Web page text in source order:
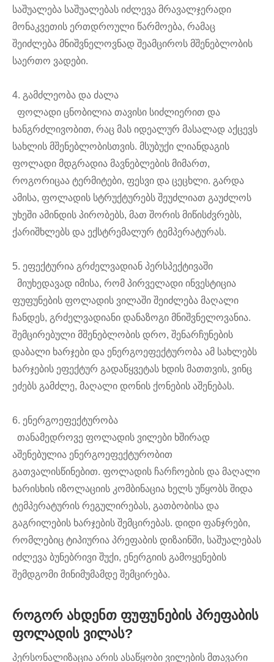
საშუალება საშუალებას იძლევა მრავალჯერადი
მონაკვეთის ერთდროული წარმოება, რამაც
შეიძლება მნიშვნელოვნად შეამციროს მშენებლობის
საერთო ვადები.
4. გამძლეობა და ძალა
ფოლადი ცნობილია თავისი სიძლიერით და
ხანგრძლივობით, რაც მას იდეალურ მასალად აქცევს
სახლის მშენებლობისთვის. მსუბუქი ლიანდაგის
ფოლადი მდგრადია მავნებლების მიმართ,
როგორიცაა ტერმიტები, ფესვი და ცეცხლი. გარდა
ამისა, ფოლადის სტრუქტურებს შეუძლიათ გაუძლოს
უხეში ამინდის პირობებს, მათ შორის მიწისძვრებს,
ქარიშხლებს და ექსტრემალურ ტემპერატურას.
5. ეფექტურია გრძელვადიან პერსპექტივაში
მიუხედავად იმისა, რომ პირველადი ინვესტიცია
ფუფუნების ფოლადის ვილაში შეიძლება მაღალი
ჩანდეს, გრძელვადიანი დანაზოგი მნიშვნელოვანია.
შემცირებული მშენებლობის დრო, შენარჩუნების
დაბალი ხარჯები და ენერგოეფექტურობა ამ სახლებს
ხარჯების ეფექტურ გადაწყვეტას ხდის მათთვის, ვინც
ეძებს გამძლე, მაღალი დონის ქონების აშენებას.
6. ენერგოეფექტურობა
თანამედროვე ფოლადის ვილები ხშირად
აშენებულია ენერგოეფექტურობით
გათვალისწინებით. ფოლადის ჩარჩოების და მაღალი
ხარისხის იზოლაციის კომბინაცია ხელს უწყობს შიდა
ტემპერატურის რეგულირებას, გათბობისა და
გაგრილების ხარჯების შემცირებას. დიდი ფანჯრები,
რომლებიც ტიპიურია პრეფაბის დიზაინში, საშუალებას
იძლევა ბუნებრივი შუქი, ენერგიის გამოყენების
შემდგომი მინიმუმამდე შემცირება.
როგორ ახდენთ ფუფუნების პრეფაბის
ფოლადის ვილას?
პერსონალიზაცია არის ასაწყობი ვილების მთავარი